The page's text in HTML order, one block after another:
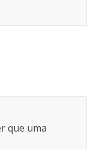
que uma